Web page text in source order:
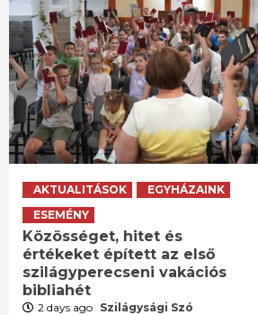
AKTUALITÁSOK
EGYHÁZAINK
ESEMÉNY
Közösséget, hitet és
értékeket épített az első
szilágyperecseni vakációs
bibliahét
2 days ago Szilágysági Szó